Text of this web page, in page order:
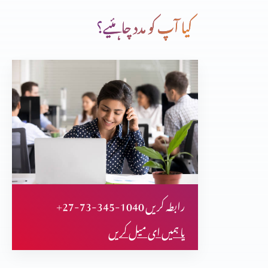
زبان پر قابو
مصبت سوچ
یوم آزادی اسپیشل
کرسمس ڈے اسپیشل
کیا آپ کو مدد چاہئیے؟
+27-73-345-1040 رابطہ کریں
یا ہمیں ای میل کریں